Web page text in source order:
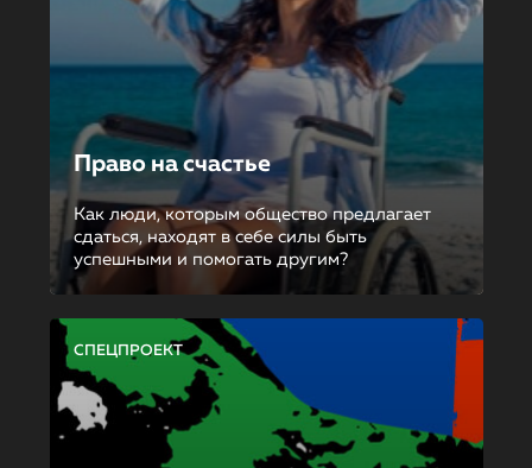
Право на счастье
Как люди, которым общество предлагает
сдаться, находят в себе силы быть
успешными и помогать другим?
СПЕЦПРОЕКТ